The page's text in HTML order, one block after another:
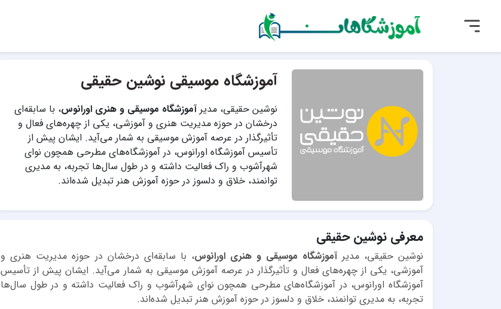
آموزشگاه موسیقی نوشین حقیقی
نوشین حقیقی، مدیر آموزشگاه موسیقی و هنری اورانوس، با سابقه‌ای
درخشان در حوزه مدیریت هنری و آموزشی، یکی از چهره‌های فعال و
تأثیرگذار در عرصه آموزش موسیقی به شمار می‌آید. ایشان پیش از
تأسیس آموزشگاه اورانوس، در آموزشگاه‌های مطرحی همچون نوای
شهرآشوب و راک فعالیت داشته و در طول سال‌ها تجربه، به مدیری
توانمند، خلاق و دلسوز در حوزه آموزش هنر تبدیل شده‌اند.
معرفی نوشین حقیقی
نوشین حقیقی، مدیر آموزشگاه موسیقی و هنری اورانوس، با سابقه‌ای درخشان در حوزه مدیریت هنری و
آموزشی، یکی از چهره‌های فعال و تأثیرگذار در عرصه آموزش موسیقی به شمار می‌آید. ایشان پیش از تأسیس
آموزشگاه اورانوس، در آموزشگاه‌های مطرحی همچون نوای شهرآشوب و راک فعالیت داشته و در طول سال‌ها
تجربه، به مدیری توانمند، خلاق و دلسوز در حوزه آموزش هنر تبدیل شده‌اند.